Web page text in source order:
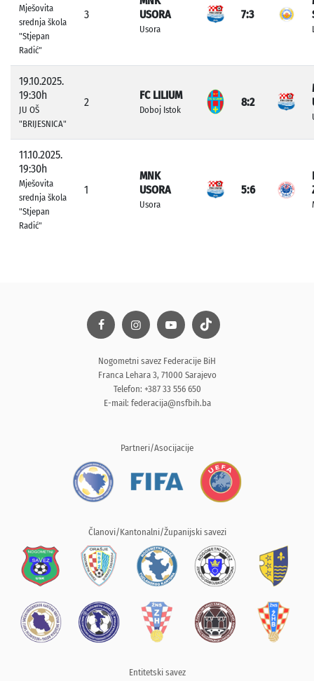
Mješovita
srednja škola
"Stjepan
Radić"
3
USORA
Usora
7:3
19.10.2025.
19:30h
JU OŠ
"BRIJESNICA"
2
FC LILIUM
Doboj Istok
8:2
11.10.2025.
19:30h
Mješovita
srednja škola
"Stjepan
Radić"
1
MNK
USORA
Usora
5:6
Nogometni savez Federacije BiH
Franca Lehara 3, 71000 Sarajevo
Telefon: +387 33 556 650
E-mail: federacija@nsfbih.ba
Partneri/Asocijacije
Članovi/Kantonalni/Županijski savezi
Entitetski savez